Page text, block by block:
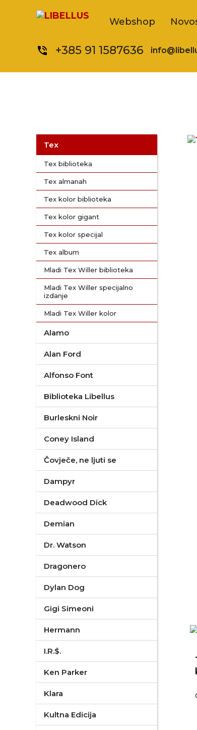
Webshop
phone_in_talk +385 91 1587636
Tex
Tex biblioteka
Tex almanah
Tex kolor biblioteka
Tex kolor gigant
Tex kolor specijal
Tex album
Mladi Tex Willer biblioteka
Mladi Tex Willer specijalno
izdanje
Mladi Tex Willer kolor
Alamo
Alan Ford
Alfonso Font
Biblioteka Libellus
Burleskni Noir
Coney Island
Čovječe, ne ljuti se
Dampyr
Deadwood Dick
Demian
Dr. Watson
Dragonero
Dylan Dog
Gigi Simeoni
Hermann
I.R.$.
Ken Parker
Klara
Kultna Edicija